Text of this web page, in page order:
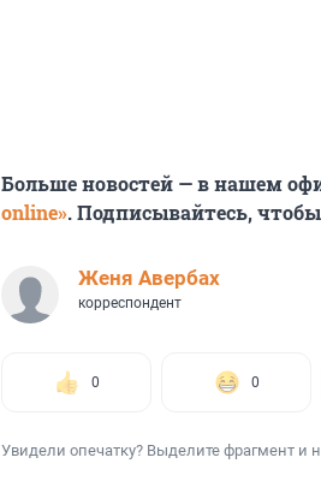
Больше новостей — в нашем
online». Подписывайтесь,
Женя Авербах
корреспондент
0 0
Увидели опечатку? Выделите фрагмент и